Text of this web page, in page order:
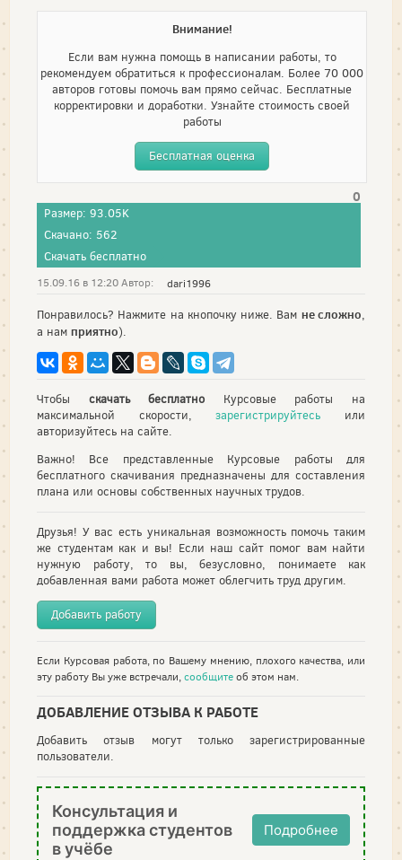
Внимание!
Если вам нужна помощь в написании работы, то
рекомендуем обратиться к профессионалам. Более 70 000
авторов готовы помочь вам прямо сейчас. Бесплатные
корректировки и доработки. Узнайте стоимость своей
работы
Бесплатная оценка
0
Размер: 93.05K
Скачано: 562
Скачать бесплатно
15.09.16 в 12:20 Автор: dari1996
Понравилось? Нажмите на кнопочку ниже. Вам не сложно,
а нам приятно).
Чтобы скачать бесплатно Курсовые работы на
максимальной скорости,зарегистрируйтесь или
авторизуйтесь на сайте.
Важно! Все представленные Курсовые работы для
бесплатного скачивания предназначены для составления
плана или основы собственных научных трудов.
Друзья! У вас есть уникальная возможность помочь таким
же студентам как и вы! Если наш сайт помог вам найти
нужную работу, то вы, безусловно, понимаете как
добавленная вами работа может облегчить труд другим.
Добавить работу
Если Курсовая работа, по Вашему мнению, плохого качества, или
эту работу Вы уже встречали,сообщитеоб этом нам.
ДОБАВЛЕНИЕ ОТЗЫВА К РАБОТЕ
Добавить отзыв могут только зарегистрированные
пользователи.
Консультация и
поддержка студентов
в учёбе
Подробнее